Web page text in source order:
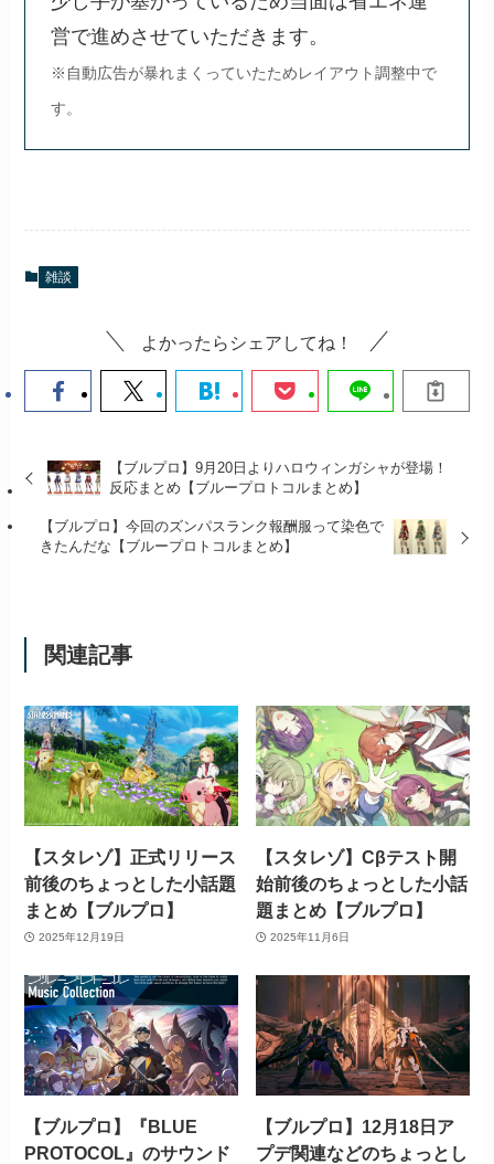
営で進めさせていただきます。
※自動広告が暴れまくっていたためレイアウト調整中で
す。
雑談
よかったらシェアしてね！
【ブルプロ】9月20日よりハロウィンガシャが登場！
反応まとめ【ブループロトコルまとめ】
【ブルプロ】今回のズンパスランク報酬服って染色で
きたんだな【ブループロトコルまとめ】
関連記事
【スタレゾ】正式リリース
前後のちょっとした小話題
まとめ【ブルプロ】
2025年12月19日
【スタレゾ】Cβテスト開
始前後のちょっとした小話
題まとめ【ブルプロ】
2025年11月6日
【ブルプロ】『BLUE
PROTOCOL』のサウンド
【ブルプロ】12月18日ア
プデ関連などのちょっとし